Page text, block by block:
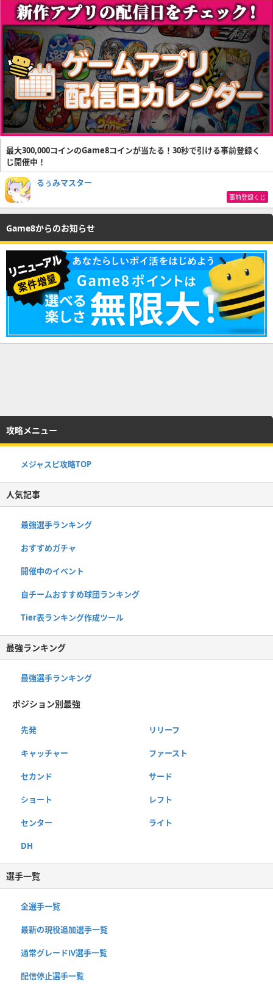
最大300,000コインのGame8コインが当たる！30秒で引ける事前登録く
じ開催中！
るぅみマスター
事前登録くじ
Game8からのお知らせ
攻略メニュー
メジャスピ攻略TOP
人気記事
最強選手ランキング
おすすめガチャ
開催中のイベント
自チームおすすめ球団ランキング
Tier表ランキング作成ツール
最強ランキング
最強選手ランキング
ポジション別最強
先発 リリーフ
キャッチャー ファースト
セカンド サード
ショート レフト
センター ライト
DH
選手一覧
全選手一覧
最新の現役追加選手一覧
通常グレードⅣ選手一覧
配信停止選手一覧